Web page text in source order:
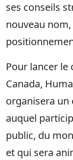
ses conseils
nouveau
Pour lancer le
Canada,
organisera
auquel
public, du
et qui sera